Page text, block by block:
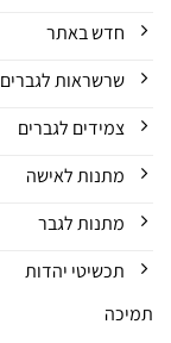
חדש באתר
שרשראות לגברים
צמידים לגברים
מתנות לאישה
מתנות לגבר
תכשיטי יהדות
תמיכה